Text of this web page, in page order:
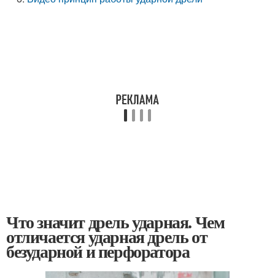
Что значит дрель ударная. Чем
отличается ударная дрель от
безударной и перфоратора